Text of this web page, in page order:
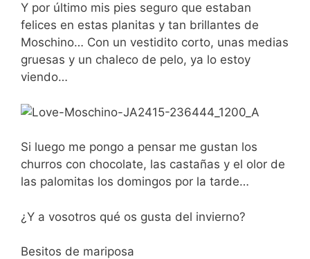
Y por último mis pies seguro que estaban
felices en estas planitas y tan brillantes de
Moschino… Con un vestidito corto, unas medias
gruesas y un chaleco de pelo, ya lo estoy
viendo…
Si luego me pongo a pensar me gustan los
churros con chocolate, las castañas y el olor de
las palomitas los domingos por la tarde…
¿Y a vosotros qué os gusta del invierno?
Besitos de mariposa